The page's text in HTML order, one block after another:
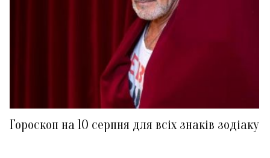
Гороскоп на 10 серпня для всіх знаків зодіаку